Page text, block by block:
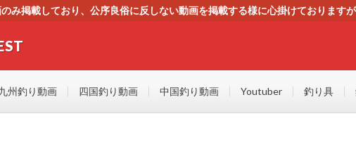
み掲載しており、公序良俗に反しない動画を掲載する様に心掛けております
州釣り動画 四国釣り動画 中国釣り動画 Youtuber 釣り具